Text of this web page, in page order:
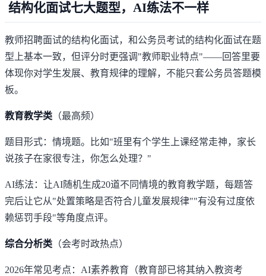
结构化面试七大题型，AI练法不一样
教师招聘面试的结构化面试，和公务员考试的结构化面试在题
型上基本一致，但评分时更强调"教师职业特点"——回答里要
体现你对学生发展、教育规律的理解，不能只套公务员答题模
板。
教育教学类 （最高频）
题目形式：情境题。比如"班里有个学生上课经常走神，家长
说孩子在家很专注，你怎么处理？"
AI练法：让AI随机生成20道不同情境的教育教学题，每题答
完后让它从"处置策略是否符合儿童发展规律""有没有过度依
赖惩罚手段"等角度点评。
综合分析类 （会考时政热点）
2026年常见考点：AI素养教育（教育部已将其纳入教资考